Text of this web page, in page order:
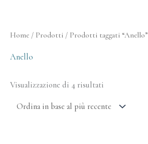
Home / Prodotti / Prodotti taggati “Anello”
Anello
Visualizzazione di 4 risultati
Ordina
in